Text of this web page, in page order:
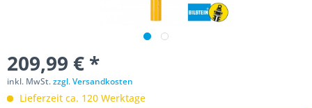
209,99 € *
inkl. MwSt.zzgl. Versandkosten
Lieferzeit ca. 120 Werktage